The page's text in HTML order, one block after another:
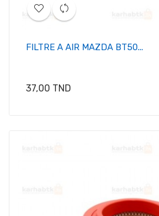
FILTRE A AIR MAZDA BT50...
Prix
37,00 TND